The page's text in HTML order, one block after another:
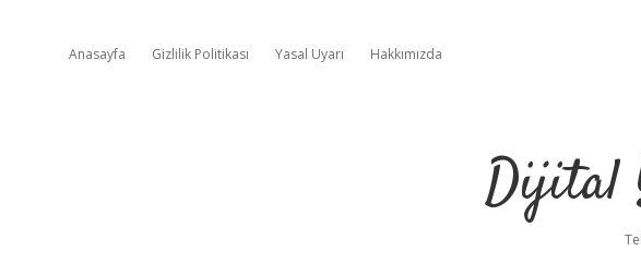
Anasayfa Gizlilik Politikası Yasal Uyarı Hakkımızda
Dijital